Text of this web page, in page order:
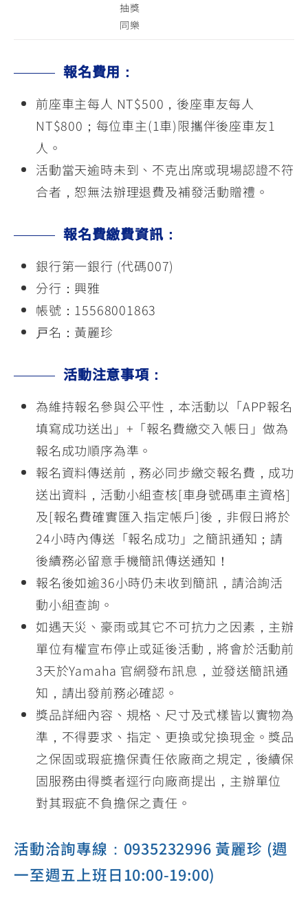
抽獎
同樂
報名費用：
前座車主每人 NT$500，後座車友每人
NT$800；每位車主(1車)限攜伴後座車友1
人。
活動當天逾時未到、不克出席或現場認證不符
合者，恕無法辦理退費及補發活動贈禮。
報名費繳費資訊：
銀行第一銀行 (代碼007)
分行：興雅
帳號：15568001863
戸名：黃麗珍
活動注意事項：
為維持報名參與公平性，本活動以「APP報名
填寫成功送出」+「報名費繳交入帳日」做為
報名成功順序為準。
報名資料傳送前，務必同步繳交報名費，成功
送出資料，活動小組查核[車身號碼車主資格]
及[報名費確實匯入指定帳戶]後，非假日將於
24小時內傳送「報名成功」之簡訊通知；請
後續務必留意手機簡訊傳送通知！
報名後如逾36小時仍未收到簡訊，請洽詢活
動小組查詢。
如遇天災、豪雨或其它不可抗力之因素，主辦
單位有權宣布停止或延後活動，將會於活動前
3天於Yamaha 官網發布訊息，並發送簡訊通
知，請出發前務必確認。
獎品詳細內容、規格、尺寸及式樣皆以實物為
準，不得要求、指定、更換或兌換現金。獎品
之保固或瑕疵擔保責任依廠商之規定，後續保
固服務由得獎者逕行向廠商提出，主辦單位
對其瑕疵不負擔保之責任。
活動洽詢專線：0935232996 黃麗珍 (週
一至週五上班日10:00-19:00)